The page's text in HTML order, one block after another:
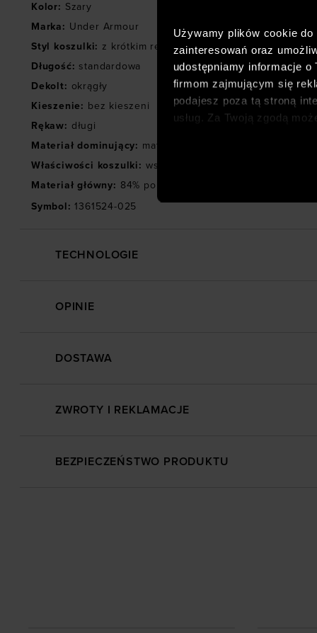
Używamy plików cookie
zainteresowań oraz
udostępniamy informacje o
firmom zajmującym się
podajesz poza tą stroną
usług. Za Twoją zgodą
Kolor: Szary
Marka: Under Armour
Styl koszulki: z krótkim rękawem,sportowa
Długość: standardowa
Dekolt: okrągły
Kieszenie: bez kieszeni
Rękaw: długi
Materiał dominujący: materiał syntetyczny
Właściwości koszulki: wstawki z siateczki
Materiał główny: 84% poliester, 16% elastan
Symbol: 1361524-025
TECHNOLOGIE
OPINIE
DOSTAWA
ZWROTY I REKLAMACJE
BEZPIECZEŃSTWO PRODUKTU